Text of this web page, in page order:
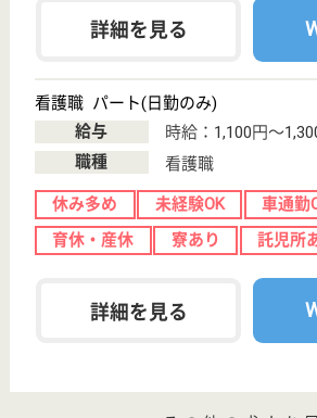
もっとみる（21-40 件 /185 件）
エリア・駅
栃木県
変更
こだわり条件
検索「介護サービス情報公表システム 」から転載しておりま